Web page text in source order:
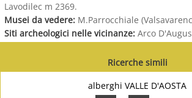
Lavodilec m 2369.
Musei da vedere: M.Parrocchiale
Siti archeologici nelle vicinanze: Arco
Ricerche simili
alberghi VALLE D'AOSTA